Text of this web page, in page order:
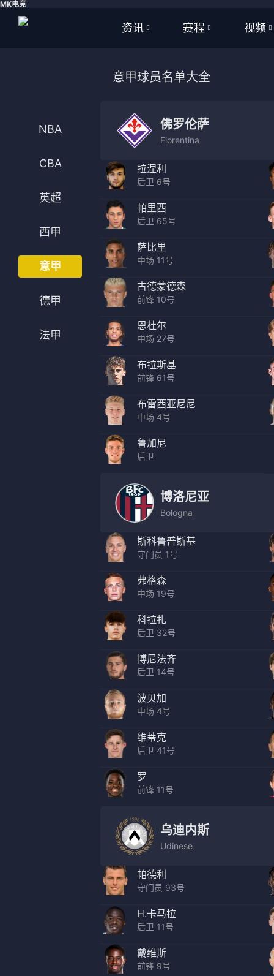
MK电竞
资讯
篮球
体育
英超
西甲
德甲
法甲
欧冠
NBA
CBA
赛程
篮球
NBA
视频
NBA
CBA
英超
西甲
意甲
德甲
法甲
意甲球员名单大全
佛罗伦萨
Fiorentina
拉涅利
后卫 6号
帕里西
后卫 65号
萨比里
中场 11号
古德蒙德森
前锋 10号
恩杜尔
中场 27号
布拉斯基
前锋 61号
布雷西亚尼尼
中场 4号
鲁加尼
后卫
博洛尼亚
Bologna
斯科鲁普斯基
守门员 1号
弗格森
中场 19号
科拉扎
后卫 32号
博尼法齐
后卫 14号
波贝加
中场 4号
维蒂克
后卫 41号
罗
前锋 11号
乌迪内斯
Udinese
帕德利
守门员 93号
H.卡马拉
后卫 11号
戴维斯
前锋 9号